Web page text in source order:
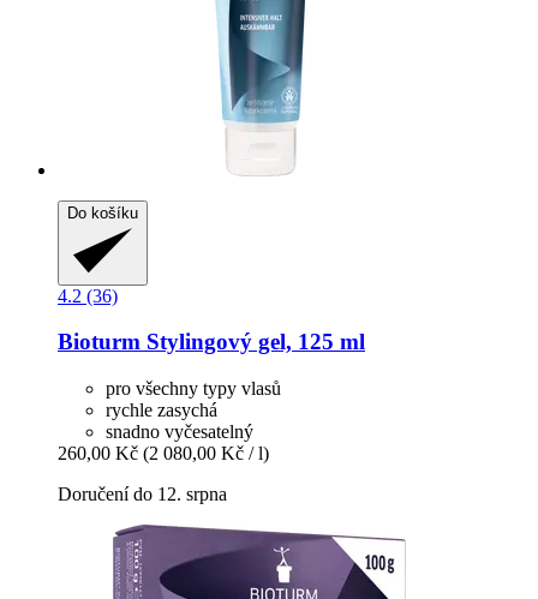
Do košíku
4.2 (36)
Bioturm Stylingový gel, 125 ml
pro všechny typy vlasů
rychle zasychá
snadno vyčesatelný
260,00 Kč (2 080,00 Kč / l)
Doručení do 12. srpna